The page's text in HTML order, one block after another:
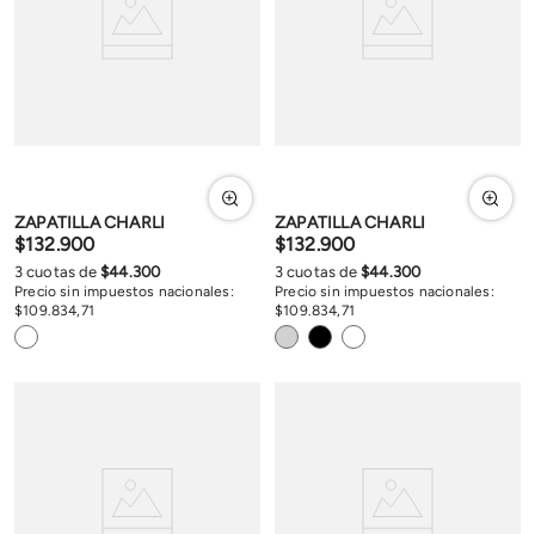
ZAPATILLA CHARLI
$132.900
Precio sin impuestos nacionales:
$109.834,71
3 cuotas de$44.300
ZAPATILLA CHARLI
$132.900
Precio sin impuestos nacionales:
$109.834,71
3 cuotas de$44.300